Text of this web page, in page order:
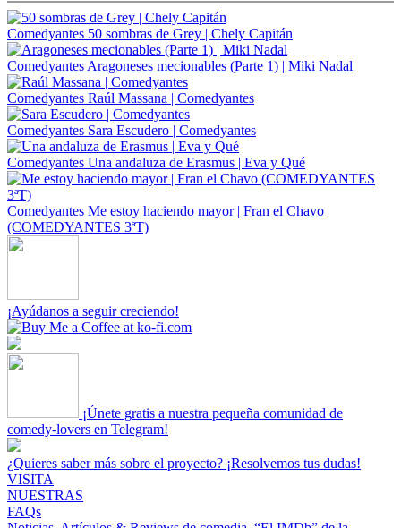
Comedyantes 50 sombras de Grey | Chely Capitán
Comedyantes Aragoneses mecionables (Parte 1) | Miki Nadal
Comedyantes Raúl Massana | Comedyantes
Comedyantes Sara Escudero | Comedyantes
Comedyantes Una andaluza de Erasmus | Eva y Qué
Comedyantes Me estoy haciendo mayor | Fran el Chavo
(COMEDYANTES 3ªT)
¡Ayúdanos a seguir creciendo!
¡Únete gratis a nuestra pequeña comunidad de
comedy-lovers en Telegram!
¿Quieres saber más sobre el proyecto? ¡Resolvemos tus dudas!
VISITA
NUESTRAS
FAQs